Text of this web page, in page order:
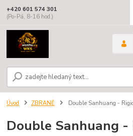
+420 601 574 301
(Po-Pá, 8-16 hod.)
Úvod ZBRANĚ Double Sanhuang -
Double Sanhuang -